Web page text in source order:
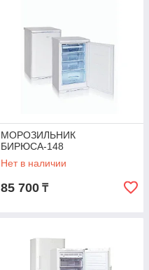
МОРОЗИЛЬНИК
БИРЮСА-148
Нет в наличии
85 700 ₸